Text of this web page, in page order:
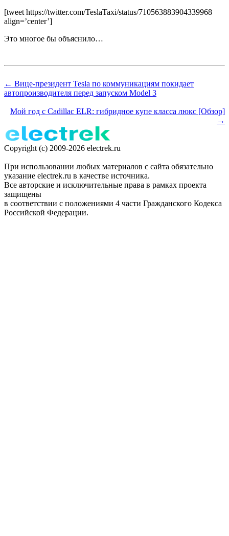
[tweet https://twitter.com/TeslaTaxi/status/710563883904339968
align=’center’]
Это многое бы объяснило…
← Вице-президент Tesla по коммуникациям покидает
автопроизводителя перед запуском Model 3
Мой год с Cadillac ELR: гибридное купе класса люкс [Обзор]
→
Copyright (c) 2009-2026 electrek.ru
При использовании любых материалов с сайта обязательно
указание electrek.ru в качестве источника.
Все авторские и исключительные права в рамках проекта
защищены
в соответствии с положениями 4 части Гражданского Кодекса
Российской Федерации.